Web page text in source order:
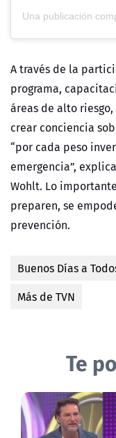
A través de la
programa,
áreas de alto riesgo,
crear conciencia
“por cada peso
emergencia”,
Wohlt. Lo
preparen, se
prevención.
Buenos Días a
Más de TVN
Te